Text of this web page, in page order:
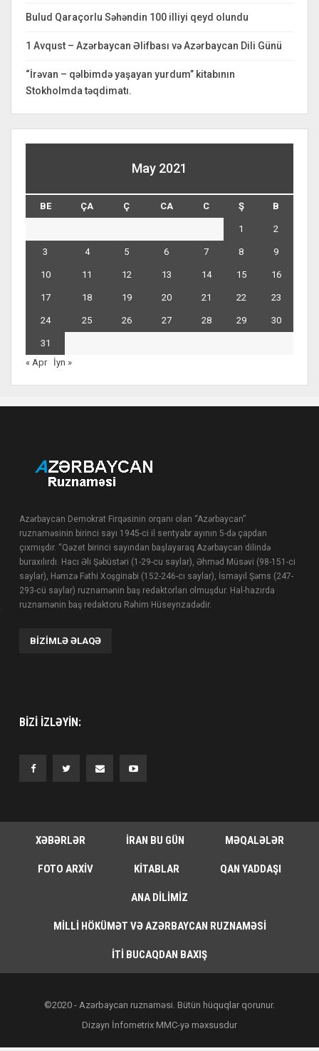
Bulud Qaraçorlu Səhəndin 100 illiyi qeyd olundu
1 Avqust – Azərbaycan Əlifbası və Azərbaycan Dili Günü
“İrəvan – qəlbimdə yaşayan yurdum” kitabının
Stokholmda təqdimatı.
May 2021
BE ÇA Ç CA C Ş B
1 2
3 4 5 6 7 8 9
10 11 12 13 14 15 16
17 18 19 20 21 22 23
24 25 26 27 28 29 30
31
« Apr
İyn »
Azərbaycan Demokrat Firqəsinin orqanı olan “Azərbaycan”
ruznaməsinin birinci sayı 1945-ci il sentyabr ayının 5-də çapdan
çıxmışdır. “Qəzet birinci sayından başlayaraq Azərbaycan dilində
buraxılırdı. Hacı Əli Şəbüstəri (1-29-cu saylar), Əhməd Müsəvi (98-151-ci
saylar), Həmzə Fəthi Xoşginabi (152-246-cı saylar), İsmayıl Şəms (247-
293-cü saylar) ruznamənin baş redaktorları olmuşdur. Hal-hazırda
ruznamənin baş redaktoru Rəhim Hüseynzadədir.
BIZIMLƏ ƏLAQƏ
BIZI IZLƏYIN:
XƏBƏRLƏR İRAN BU GÜN MƏQALƏLƏR
FOTO ARXIV KITABLAR QAN YADDAŞI
ANA DILIMIZ
MILLI HÖKÜMƏT VƏ AZƏRBAYCAN RUZNAMƏSI
İTI BUCAQDAN BAXIŞ
©2020 - Azərbaycan ruznaməsi. Bütün hüquqlar qorunur.
Dizayn İnfometrix MMC-yə məxsusdur